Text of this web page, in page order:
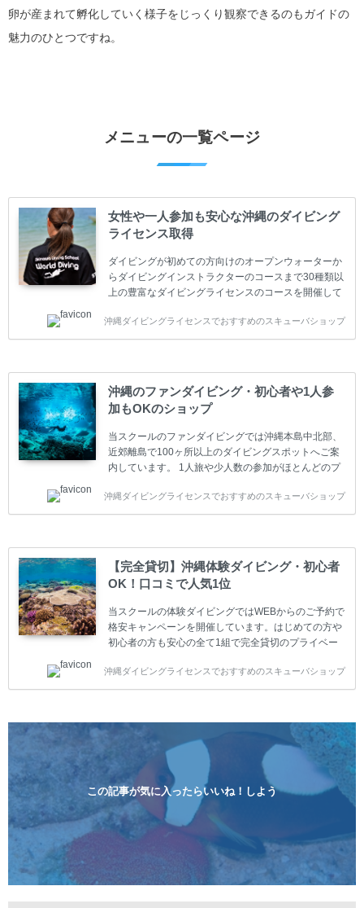
卵が産まれて孵化していく様子をじっくり観察できるのもガイドの
魅力のひとつですね。
メニューの一覧ページ
女性や一人参加も安心な沖縄のダイビング
ライセンス取得
ダイビングが初めての方向けのオープンウォーターか
らダイビングインストラクターのコースまで30種類以
上の豊富なダイビングライセンスのコースを開催して
(TEC)のコースもご用意しています。 当スクールを受
講するお客様は一人参加などの少人数のご参加が最も
は年間を通じてキャンペーンを行っています。 ベーシ
ックダイバー(Cカード) 1日間+eラーニング 最安値キ
ャンペーン ￥22800(税込) ￥16800(税込) 器材 / 送
迎 / 保険 / 全て込み ダイビング...
沖縄ダイビングライセンスでおすすめのスキューバショップ
沖縄のファンダイビング・初心者や1人参
加もOKのショップ
当スクールのファンダイビングでは沖縄本島中北部、
近郊離島で100ヶ所以上のダイビングスポットへご案
内しています。 1人旅や少人数の参加がほとんどのプ
の方も安心して楽しめるようにリフレッシュダイビン
グコースもご用意しています。お1人様も初心者の方
ーター様はファンダイビングの全てのコース費が
10%OFF、フル器材レンタルが50%OFFになります。
沖縄本島周辺ビーチ・ファンダイビング ￥13800(税
込)【 2ビーチ 】 ウエイト / タンク / 送迎...
沖縄ダイビングライセンスでおすすめのスキューバショップ
【完全貸切】沖縄体験ダイビング・初心者
OK！口コミで人気1位
当スクールの体験ダイビングではWEBからのご予約で
格安キャンペーンを開催しています。はじめての方や
初心者の方も安心の全て1組で完全貸切のプライベー
1人様から気軽にご参加ください。 全てのコースで高
画質の記念撮影&水中撮影付きです。初心者の方やダ
ンペーン！！￥16800 ￥11800(税込) 器材 / 送迎 / 保
険 / 全て込み ダイビングがはじめての方や初心者でも
気軽に体験できる半日のコース。沖縄本島のビーチか
らのんびりダイビングを楽しめます...
沖縄ダイビングライセンスでおすすめのスキューバショップ
この記事が気に入ったらいいね！しよう